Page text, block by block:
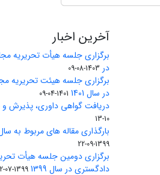
آخرین اخبار
برگزاری جلسه هیأت تحریریه
در 1403-08-09
برگزاری جلسه هیئت تحریریه
در سال 1401
1401-04-09
دریافت گواهی داوری، پذیرش و
10-13
بارگذاری مقاله های مربوط به سال های
1399-09-22
برگزاری دومین جلسه هیأت
دادگستری در سال 1399
1399-07-12